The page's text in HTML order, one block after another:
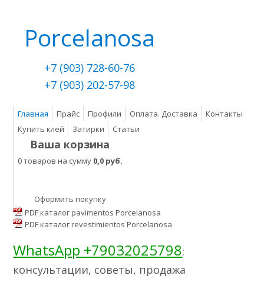
Porcelanosa
+7 (903) 728-60-76
+7 (903) 202-57-98
Главная Прайс Профили Оплата. Доставка
Контакты
Купить клей
Затирки Статьи
Ваша корзина
0 товаров на сумму 0,0 руб.
Оформить покупку
PDF каталог pavimentos Porcelanosa
PDF каталог revestimientos Porcelanosa
WhatsApp +79032025798:
консультации, советы, продажа